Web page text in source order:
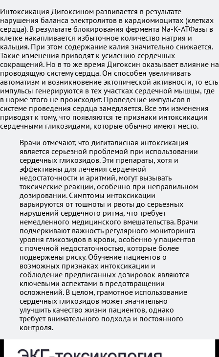
Интоксикация Дигоксином развивается в результате
нарушения баланса электролитов в кардиомиоцитах (клетках
сердца). В результате блокирования фермента Na-K-АТФазы в
клетке накапливается избыточное количество натрия и
кальция. При этом содержание калия значительно снижается.
Такие изменения приводят к усилению сердечных
сокращений. Но в то же время Дигоксин оказывает влияние на
проводящую систему сердца. Он способен увеличивать
автоматизм и возникновение эктопической активности, то есть
импульсы генерируются в тех участках сердечной мышцы, где
в норме этого не происходит. Проведение импульсов в
системе проведения сердца замедляется. Все эти изменения
приводят к тому, что появляются те признаки интоксикации
сердечными гликозидами, которые обычно имеют место.
Врачи отмечают, что дигиталисная интоксикация
является серьезной проблемой при использовании
сердечных гликозидов. Эти препараты, хотя и
эффективны для лечения сердечной
недостаточности и аритмий, могут вызывать
токсические реакции, особенно при неправильном
дозировании. Симптомы интоксикации
варьируются от тошноты и рвоты до серьезных
нарушений сердечного ритма, что требует
немедленного медицинского вмешательства. Врачи
подчеркивают важность регулярного мониторинга
уровня гликозидов в крови, особенно у пациентов
с почечной недостаточностью, которые более
подвержены риску. Обучение пациентов о
возможных признаках интоксикации и
соблюдение предписанных дозировок являются
ключевыми аспектами в предотвращении
осложнений. В целом, грамотное использование
сердечных гликозидов может значительно
улучшить качество жизни пациентов, однако
требует внимательного подхода и постоянного
контроля.